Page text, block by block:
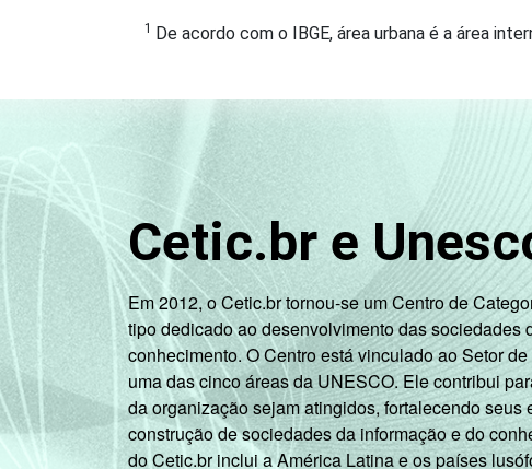
1 De acordo com o IBGE, área urbana é a área
Cetic.br e
Em 2012, o Cetic.br tornou-se um Centro de
tipo dedicado ao desenvolvimento das sociedades
conhecimento. O Centro está vinculado ao Setor
uma das cinco áreas da UNESCO. Ele contribui
da organização sejam atingidos, fortalecendo seus
construção de sociedades da informação e do
do Cetic.br inclui a América Latina e os países